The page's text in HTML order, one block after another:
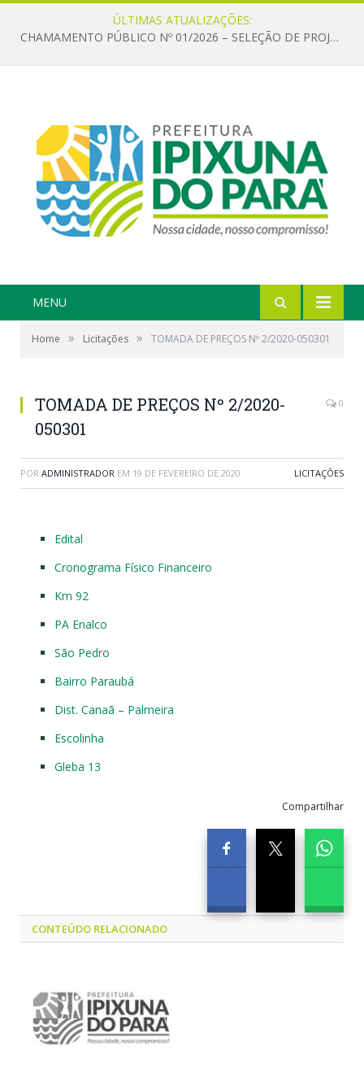
ÚLTIMAS ATUALIZAÇÕES:
CHAMAMENTO PÚBLICO Nº 01/2026 – SELEÇÃO DE PROJETOS PARA FIRMAR TERMO DE EXECUÇÃO CULTURAL COM RECURSOS DA POLÍTICA NACIONAL ALDIR BLANC DE FOMENTO À CULTURA – PNAB (LEI Nº 14.399/2022)
MENU
Home » Licitações » TOMADA DE PREÇOS Nº 2/2020-050301
TOMADA DE PREÇOS Nº 2/2020-
050301
0
POR ADMINISTRADOR EM 19 DE FEVEREIRO DE 2020 LICITAÇÕES
Edital
Cronograma Físico Financeiro
Km 92
PA Enalco
São Pedro
Bairro Paraubá
Dist. Canaã – Palmeira
Escolinha
Gleba 13
Compartilhar
CONTEÚDO RELACIONADO